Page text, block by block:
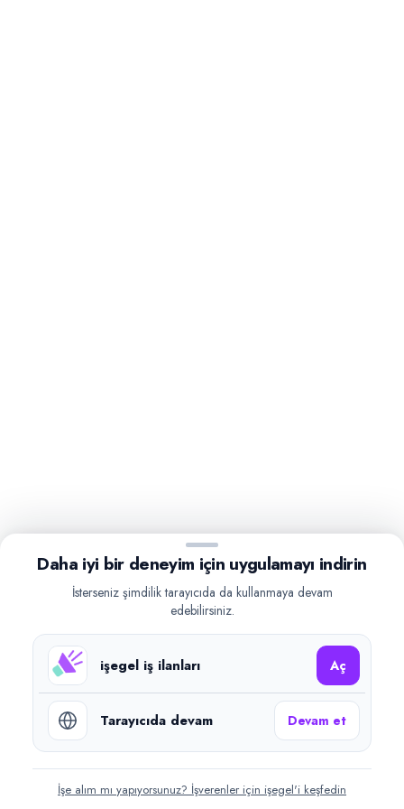
Daha iyi bir deneyim için uygulamayı indirin
İsterseniz şimdilik tarayıcıda da kullanmaya devam
edebilirsiniz.
işegel iş ilanları Aç
Tarayıcıda devam Devam et
İşe alım mı yapıyorsunuz? İşverenler için işegel'i keşfedin